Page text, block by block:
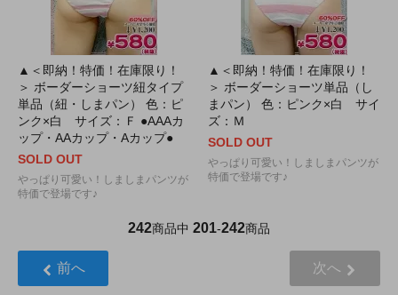
▲＜即納！特価！在庫限り！
＞ ボーダーショーツ紐タイプ
単品（紐・しまパン） 色：ピ
ンク×白 サイズ：Ｆ ●AAAカ
ップ・AAカップ・Aカップ●
SOLD OUT
やっぱり可愛い！しましまパンツが
特価で登場です♪
▲＜即納！特価！在庫限り！
＞ ボーダーショーツ単品（し
まパン） 色：ピンク×白 サイ
ズ：Ｍ
SOLD OUT
やっぱり可愛い！しましまパンツが
特価で登場です♪
242商品中 201-242商品
前へ 次へ